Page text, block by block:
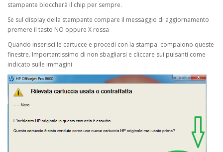
stampante bloccherà il chip per sempre.
Se sul display della stampante compare il messaggio di aggiornamento
premere il tasto NO oppure X rossa
Quando inserisci le cartucce e procedi con la stampa compaiono queste
finestre. Importantissimo di non sbagliarsi e cliccare sui pulsanti come
indicato sulle immagini